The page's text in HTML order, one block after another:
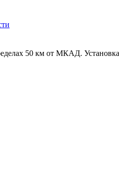
50 км от МКАД.